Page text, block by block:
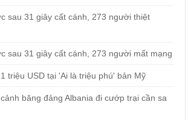
sau 31 giây cất cánh, 273 người thiệt
sau 31 giây cất cánh, 273 người mất mạng
triệu USD tại 'Ai là triệu phú' bản Mỹ
băng đảng Albania đi cướp trại cần sa